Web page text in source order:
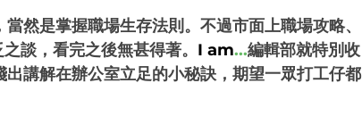
然是掌握職場生存法則。不過市面上職場攻略、
談，看完之後無甚得著。 I am...編輯部就特別收
講解在辦公室立足的小秘訣，期望一眾打工仔都